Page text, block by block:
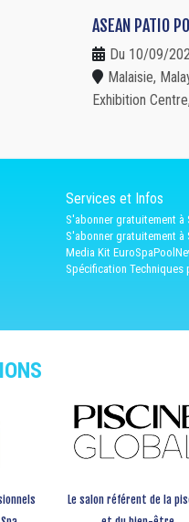
ASEAN PATIO
Du 10/09/
Malaisie,
Exhibition
Services et Infos
S'abonner gratuitement à
S'abonner gratuitement
Media Kit
Spécification Techniques
Le salon référent de la